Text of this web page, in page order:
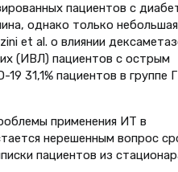
пациентов с
однако только небольшая
et al. о влиянии
(ИВЛ) пациентов с острым
31,1% пациентов в группе
применения ИТ в
нерешенным вопрос
пациентов из